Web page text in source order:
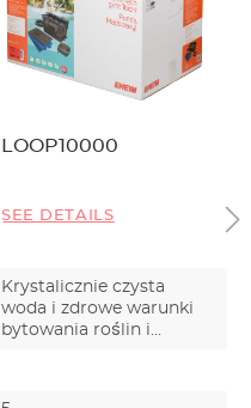
LOOP10000
SEE DETAILS
Krystalicznie czysta
woda i zdrowe warunki
bytowania roślin i